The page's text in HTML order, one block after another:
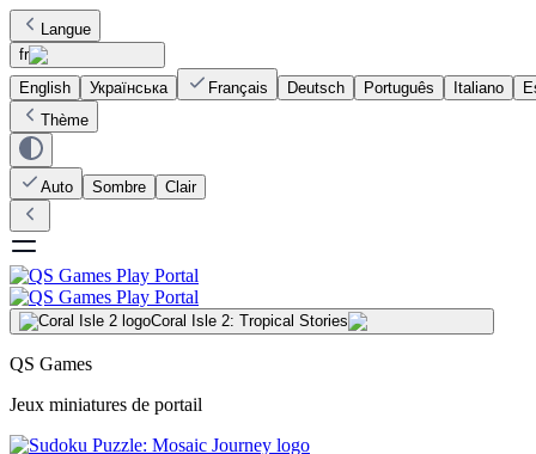
Langue
fr
English
Українська Français Deutsch Português Italiano
Thème
Auto Sombre Clair
Coral Isle 2: Tropical Stories
QS Games
Jeux miniatures de portail